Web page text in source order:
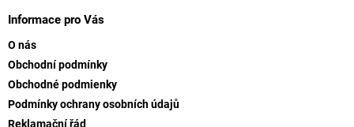
Informace pro Vás
O nás
Obchodní podmínky
Obchodné podmienky
Podmínky ochrany osobních údajů
Reklamační řád